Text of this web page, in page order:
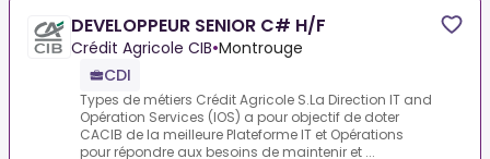
DEVELOPPEUR SENIOR C# H/F
Crédit Agricole CIB•Montrouge
CDI
Types de métiers Crédit Agricole S.La Direction IT and
Opération Services (IOS) a pour objectif de doter
CACIB de la meilleure Plateforme IT et Opérations
pour répondre aux besoins de maintenir et ...